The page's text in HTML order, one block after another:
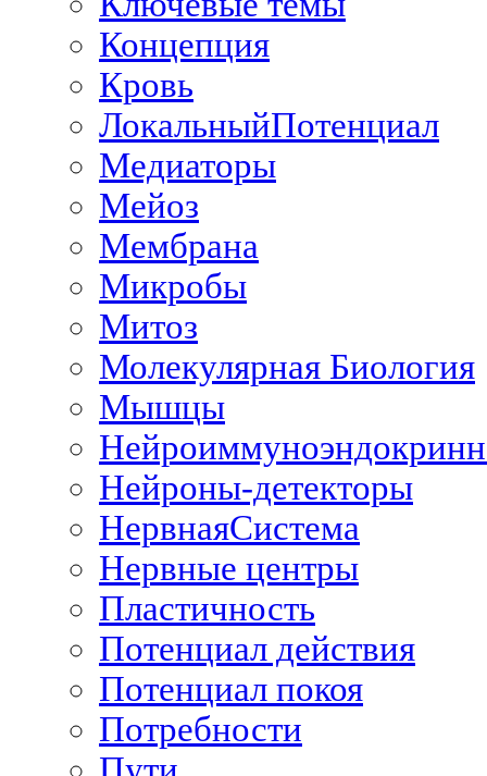
Концепция
Кровь
ЛокальныйПотенциал
Медиаторы
Мейоз
Мембрана
Микробы
Митоз
Молекулярная Биология
Мышцы
Нейроны-детекторы
НервнаяСистема
Нервные центры
Пластичность
Потенциал действия
Потенциал покоя
Потребности